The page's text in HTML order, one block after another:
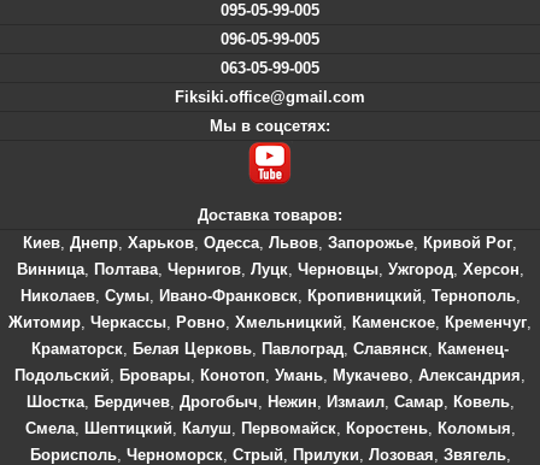
095-05-99-005
096-05-99-005
063-05-99-005
Fiksiki.office@gmail.com
Мы в соцсетях:
Доставка товаров:
Киев, Днепр, Харьков, Одесса, Львов, Запорожье, Кривой Рог,
Винница, Полтава, Чернигов, Луцк, Черновцы, Ужгород, Херсон,
Николаев, Сумы, Ивано-Франковск, Кропивницкий, Тернополь,
Житомир, Черкассы, Ровно, Хмельницкий, Каменское, Кременчуг,
Краматорск, Белая Церковь, Павлоград, Славянск, Каменец-
Подольский, Бровары, Конотоп, Умань, Мукачево, Александрия,
Шостка, Бердичев, Дрогобыч, Нежин, Измаил, Самар, Ковель,
Смела, Шептицкий, Калуш, Первомайск, Коростень, Коломыя,
Борисполь, Черноморск, Стрый, Прилуки, Лозовая, Звягель,